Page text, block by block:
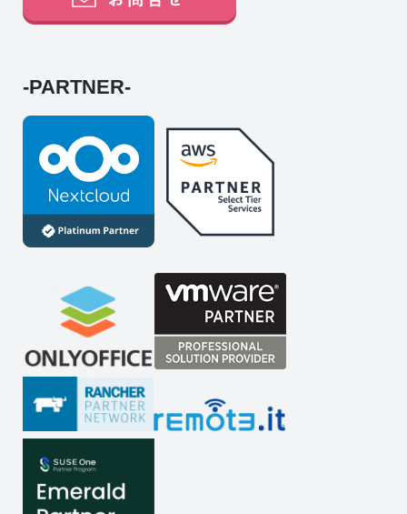
-PARTNER-